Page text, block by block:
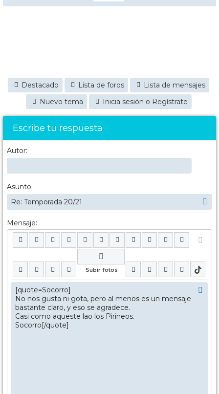
Destacado Lista de foros
Lista de mensajes
Nuevo tema
Inicia sesión o Regístrate
Escribe tu respuesta
Autor:
Asunto:
Mensaje: